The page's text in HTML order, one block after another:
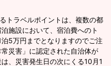
トラベルポイントは、複数の都
施設において、宿泊費へのト
5万円までとなりますのでご注
災害」に認定された自治体が
、災害発生日の次にくる10月1